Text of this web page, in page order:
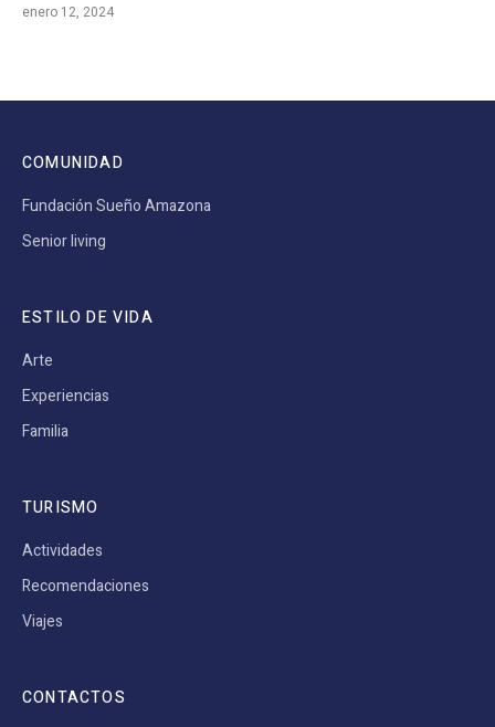
enero 12, 2024
COMUNIDAD
Fundación Sueño Amazona
Senior living
ESTILO DE VIDA
Arte
Experiencias
Familia
TURISMO
Actividades
Recomendaciones
Viajes
CONTACTOS